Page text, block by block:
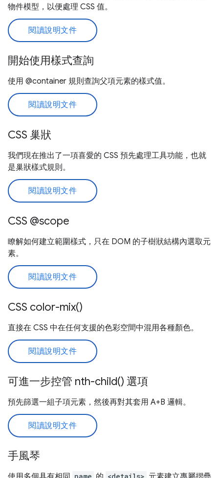
物件模型，以便處理 CSS 值。
閱讀說明文件
開始使用樣式查詢
使用 @container 規則查詢父項元素的樣式值。
閱讀說明文件
CSS 巢狀
我們現在推出了一項喜愛的 CSS 預先處理工具功能，也就
是巢狀樣式規則。
閱讀說明文件
CSS @scope
瞭解如何建立範圍樣式，只在 DOM 的子樹狀結構內選取元
素。
閱讀說明文件
CSS color-mix()
直接在 CSS 中在任何支援的色彩空間中混用各種顏色。
閱讀說明文件
可進一步控管 nth-child() 選項
預先篩選一組子項元素，然後再對其套用 A+B 邏輯。
閱讀說明文件
手風琴